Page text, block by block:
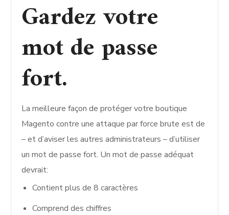
Gardez votre
mot de passe
fort.
La meilleure façon de protéger votre boutique
Magento contre une attaque par force brute est de
– et d’aviser les autres administrateurs – d’utiliser
un mot de passe fort. Un mot de passe adéquat
devrait:
Contient plus de 8 caractères
Comprend des chiffres